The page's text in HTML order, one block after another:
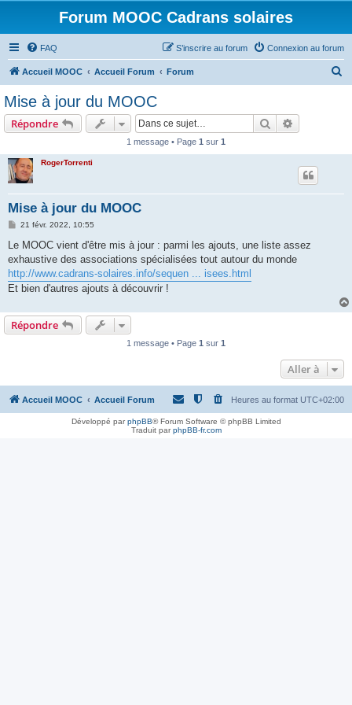
Forum MOOC Cadrans solaires
FAQ Connexion au forum
S’inscrire au forum
Accueil MOOC Accueil Forum Forum
Mise à jour du MOOC
Répondre Rechercher
1 message • Page 1 sur 1
RogerTorrenti
Mise à jour du MOOC
M
s
a
g
e
21 févr. 2022, 10:55
Le MOOC vient d'être mis à jour : parmi les ajouts, une liste assez
exhaustive des associations spécialisées tout autour du monde
http://www.cadrans-solaires.info/sequen ... isees.html
Et bien d'autres ajouts à découvrir !
Répondre
1 message • Page 1 sur 1
Aller à
Accueil MOOC Accueil Forum Heures au format UTC+02:00
Développé parphpBB® Forum Software © phpBB Limited
Traduit parphpBB-fr.com